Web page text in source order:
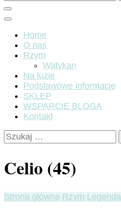
Home
O nas
Rzym
Watykan
Na luzie
Podstawowe informacje
SKLEP
WSPARCIE BLOGA
Kontakt
Szukaj:
Celio (45)
Strona główna Rzym